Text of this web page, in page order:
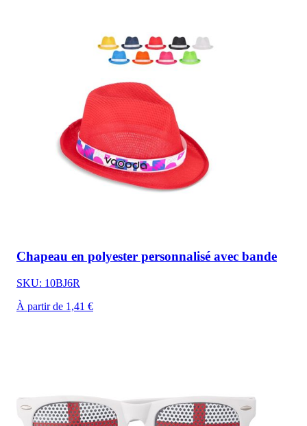
Chapeau en polyester personnalisé avec bande
SKU: 10BJ6R
À partir de 1,41 €